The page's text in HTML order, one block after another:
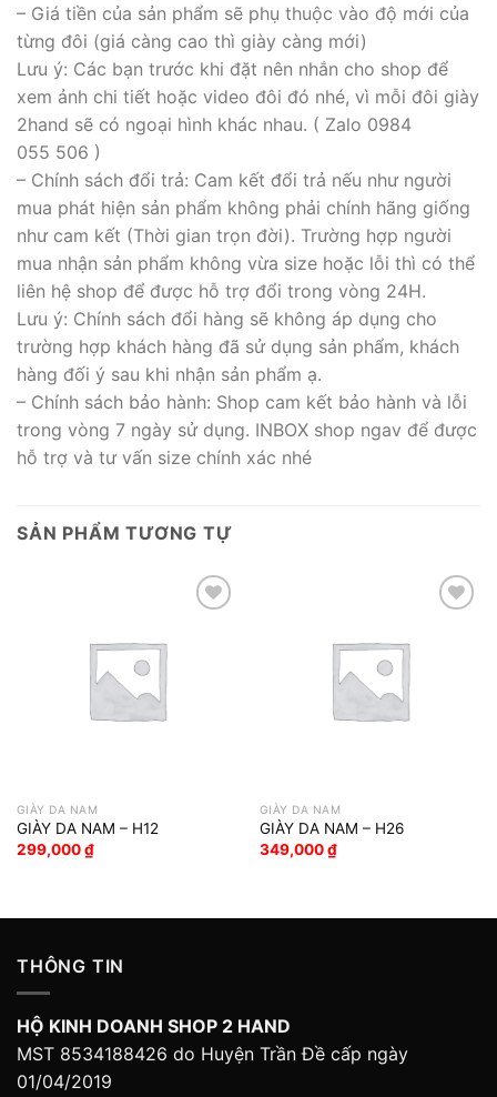
– Giá tiền của sản phẩm sẽ phụ thuộc vào độ mới của
từng đôi (giá càng cao thì giày càng mới)
Lưu ý: Các bạn trước khi đặt nên nhắn cho shop để
xem ảnh chi tiết hoặc video đôi đó nhé, vì mỗi đôi giày
2hand sẽ có ngoại hình khác nhau. ( Zalo 0984
055 506 )
– Chính sách đổi trả: Cam kết đổi trả nếu như người
mua phát hiện sản phẩm không phải chính hãng giống
như cam kết (Thời gian trọn đời). Trường hợp người
mua nhận sản phẩm không vừa size hoặc lỗi thì có thể
liên hệ shop để được hỗ trợ đổi trong vòng 24H.
Lưu ý: Chính sách đổi hàng sẽ không áp dụng cho
trường hợp khách hàng đã sử dụng sản phẩm, khách
hàng đối ý sau khi nhận sản phẩm ạ.
– Chính sách bảo hành: Shop cam kết bảo hành và lỗi
trong vòng 7 ngày sử dụng. INBOX shop ngav để được
hỗ trợ và tư vấn size chính xác nhé
SẢN PHẨM TƯƠNG TỰ
Add to wishlist
GIÀY DA NAM
GIÀY DA NAM – H12
299,000₫
Add to wishlist
GIÀY DA NAM
GIÀY DA NAM – H26
349,000₫
THÔNG TIN
HỘ KINH DOANH SHOP 2 HAND
MST 8534188426 do Huyện Trần Đề cấp ngày
01/04/2019